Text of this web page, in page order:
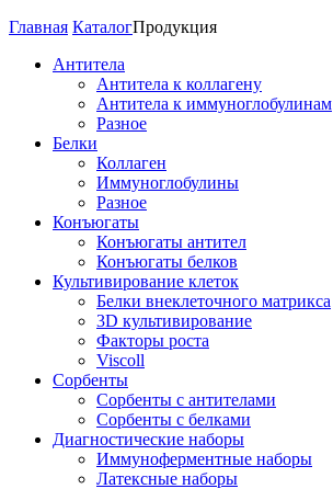
Главная КаталогПродукция
Антитела
Антитела к коллагену
Антитела к иммуноглобулинам
Разное
Белки
Коллаген
Иммуноглобулины
Разное
Конъюгаты
Конъюгаты антител
Конъюгаты белков
Культивирование клеток
Белки внеклеточного матрикса
3D культивирование
Факторы роста
Viscoll
Сорбенты
Сорбенты с антителами
Сорбенты c белками
Диагностические наборы
Иммуноферментные наборы
Латексные наборы